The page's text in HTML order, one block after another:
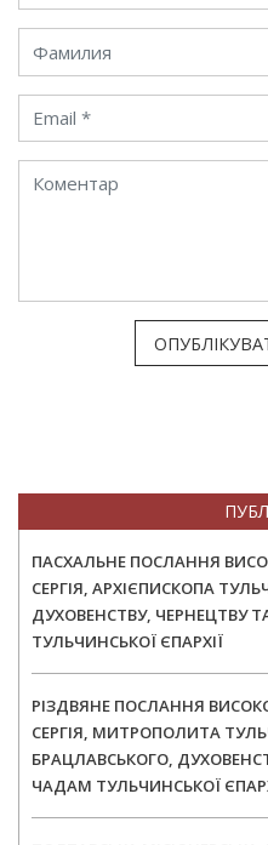
ПАСХАЛЬНЕ ПОСЛАННЯ
СЕРГІЯ, АРХІЄПИСКОПА
ДУХОВЕНСТВУ, ЧЕРНЕЦТВУ
ТУЛЬЧИНСЬКОЇ ЄПАРХІЇ
РІЗДВЯНЕ ПОСЛАННЯ
СЕРГІЯ, МИТРОПОЛИТА
БРАЦЛАВСЬКОГО,
ЧАДАМ ТУЛЬЧИНСЬКОЇ